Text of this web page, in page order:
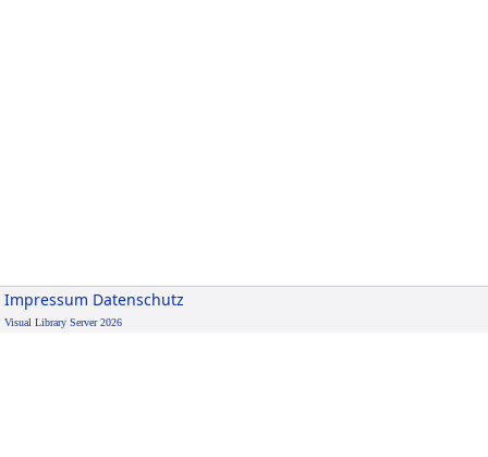
Impressum Datenschutz
Visual Library Server 2026